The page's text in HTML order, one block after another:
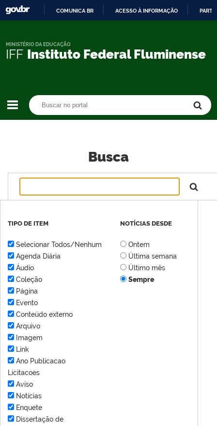
CONTEÚDO
COMUNICA BR ACESSO À INFORMAÇÃO
IFF Instituto Federal Fluminense
MINISTÉRIO DA EDUCAÇÃO
Busca
TIPO DE ITEM
Selecionar Todos/Nenhum
Agenda Diária
Áudio
Coleção
Página
Evento
Conteúdo externo
Arquivo
Imagem
Link
Ano Publicacao
Licitacoes
Aviso
Notícias
Enquete
Dissertação de
NOTÍCIAS DESDE
Ontem
Última semana
Último mês
Sempre